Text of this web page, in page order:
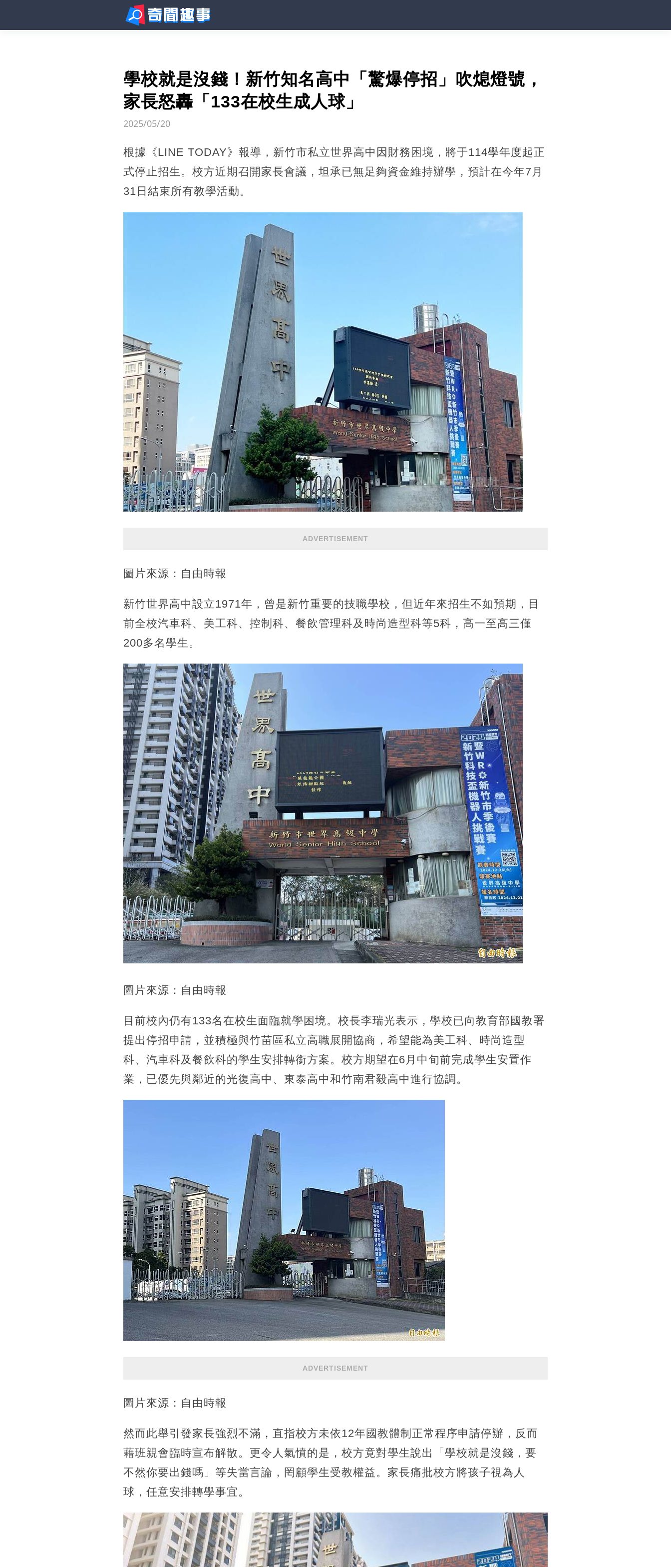
學校就是沒錢！新竹知名高中「驚爆停招」吹熄燈號，
家長怒轟「133在校生成人球」
2025/05/20
根據《LINE TODAY》報導，新竹市私立世界高中因財務困境，將于114學年度起正
式停止招生。校方近期召開家長會議，坦承已無足夠資金維持辦學，預計在今年7月
31日結束所有教學活動。
ADVERTISEMENT
圖片來源：自由時報
新竹世界高中設立1971年，曾是新竹重要的技職學校，但近年來招生不如預期，目
前全校汽車科、美工科、控制科、餐飲管理科及時尚造型科等5科，高一至高三僅
200多名學生。
圖片來源：自由時報
目前校內仍有133名在校生面臨就學困境。校長李瑞光表示，學校已向教育部國教署
提出停招申請，並積極與竹苗區私立高職展開協商，希望能為美工科、時尚造型
科、汽車科及餐飲科的學生安排轉銜方案。校方期望在6月中旬前完成學生安置作
業，已優先與鄰近的光復高中、東泰高中和竹南君毅高中進行協調。
ADVERTISEMENT
圖片來源：自由時報
然而此舉引發家長強烈不滿，直指校方未依12年國教體制正常程序申請停辦，反而
藉班親會臨時宣布解散。更令人氣憤的是，校方竟對學生說出「學校就是沒錢，要
不然你要出錢嗎」等失當言論，罔顧學生受教權益。家長痛批校方將孩子視為人
球，任意安排轉學事宜。